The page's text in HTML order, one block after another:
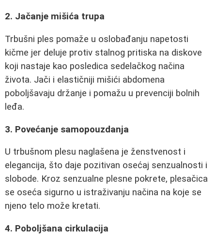
2. Jačanje mišića trupa
Trbušni ples pomaže u oslobađanju napetosti
kičme jer deluje protiv stalnog pritiska na diskove
koji nastaje kao posledica sedelačkog načina
života. Jači i elastičniji mišići abdomena
poboljšavaju držanje i pomažu u prevenciji bolnih
leđa.
3. Povećanje samopouzdanja
U trbušnom plesu naglašena je ženstvenost i
elegancija, što daje pozitivan osećaj senzualnosti i
slobode. Kroz senzualne plesne pokrete, plesačica
se oseća sigurno u istraživanju načina na koje se
njeno telo može kretati.
4. Poboljšana cirkulacija